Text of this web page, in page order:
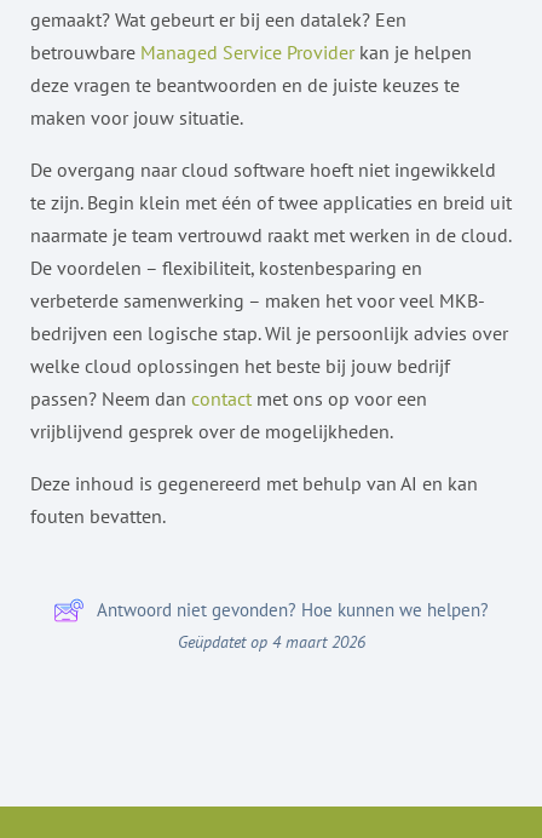
gemaakt? Wat gebeurt er bij een datalek? Een
betrouwbare Managed Service Providerkan je helpen
deze vragen te beantwoorden en de juiste keuzes te
maken voor jouw situatie.
De overgang naar cloud software hoeft niet ingewikkeld
te zijn. Begin klein met één of twee applicaties en breid uit
naarmate je team vertrouwd raakt met werken in de cloud.
De voordelen – flexibiliteit, kostenbesparing en
verbeterde samenwerking – maken het voor veel MKB-
bedrijven een logische stap. Wil je persoonlijk advies over
welke cloud oplossingen het beste bij jouw bedrijf
passen? Neem dan contact met ons op voor een
vrijblijvend gesprek over de mogelijkheden.
Deze inhoud is gegenereerd met behulp van AI en kan
fouten bevatten.
Antwoord niet gevonden? Hoe kunnen we helpen?
Geüpdatet op 4 maart 2026